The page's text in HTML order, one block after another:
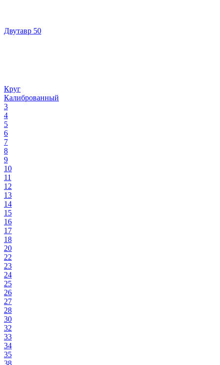
Двутавр 50
Круг
Калиброванный
3
4
5
6
7
8
9
10
11
12
13
14
15
16
17
18
20
22
23
24
25
26
27
28
30
32
33
34
35
38